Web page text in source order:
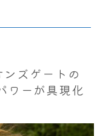
ズゲートの
ワーが具現化